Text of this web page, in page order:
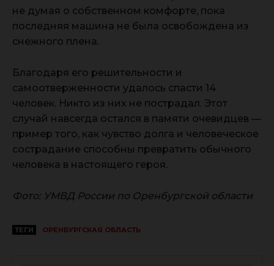
не думая о собственном комфорте, пока
последняя машина не была освобождена из
снежного плена.
Благодаря его решительности и
самоотверженности удалось спасти 14
человек. Никто из них не пострадал. Этот
случай навсегда остался в памяти очевидцев —
пример того, как чувство долга и человеческое
сострадание способны превратить обычного
человека в настоящего героя.
Фото: УМВД России по Оренбургской области
ТЕГИ ОРЕНБУРГСКАЯ ОБЛАСТЬ